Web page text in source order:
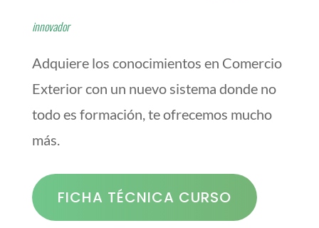
innovador
Adquiere los conocimientos en Comercio
Exterior con un nuevo sistema donde no
todo es formación, te ofrecemos mucho
más.
FICHA TÉCNICA CURSO